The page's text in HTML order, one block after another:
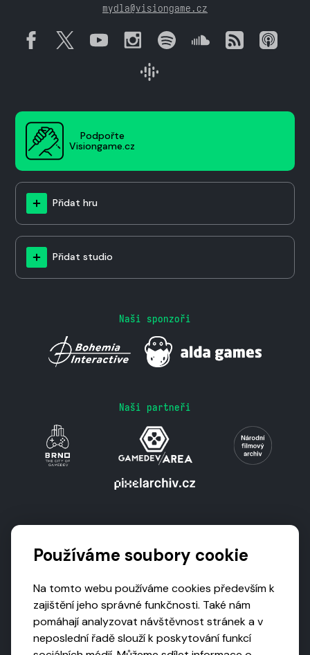
mydla@visiongame.cz
Podpořte
Visiongame.cz
Přidat hru
Přidat studio
Naši sponzoři
Naši partneři
Používáme soubory cookie
Na tomto webu používáme cookies především k
zajištění jeho správné funkčnosti. Také nám
pomáhají analyzovat návštěvnost stránek a v
neposlední řadě slouží k poskytování funkcí